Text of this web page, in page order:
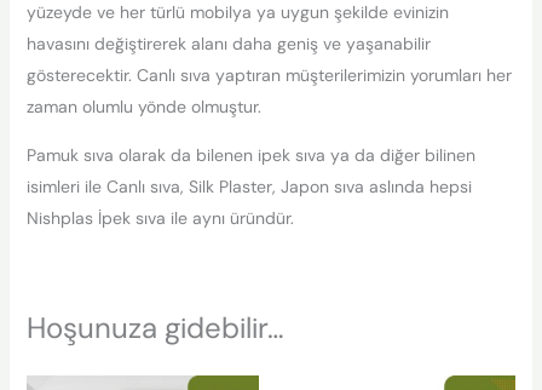
yüzeyde ve her türlü mobilya ya uygun şekilde evinizin
havasını değiştirerek alanı daha geniş ve yaşanabilir
gösterecektir. Canlı sıva yaptıran müşterilerimizin yorumları her
zaman olumlu yönde olmuştur.
Pamuk sıva olarak da bilenen ipek sıva ya da diğer bilinen
isimleri ile Canlı sıva, Silk Plaster, Japon sıva aslında hepsi
Nishplas İpek sıva ile aynı üründür.
Hoşunuza gidebilir…